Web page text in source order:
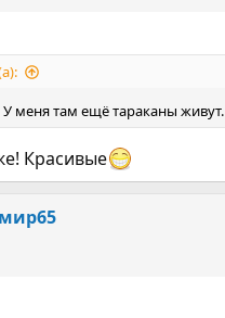
У меня там ещё тараканы живут.
Красивые